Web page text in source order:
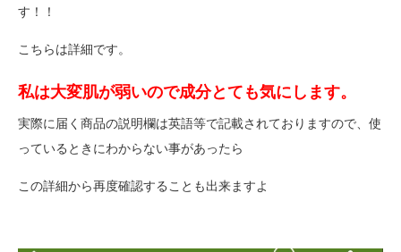
す！！
こちらは詳細です。
私は大変肌が弱いので成分とても気にします。
実際に届く商品の説明欄は英語等で記載されておりますので、使
っているときにわからない事があったら
この詳細から再度確認することも出来ますよ